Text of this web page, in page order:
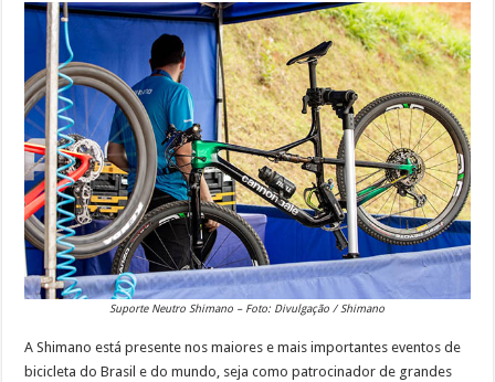
Suporte Neutro Shimano – Foto: Divulgação / Shimano
A Shimano está presente nos maiores e mais importantes eventos de
bicicleta do Brasil e do mundo, seja como patrocinador de grandes